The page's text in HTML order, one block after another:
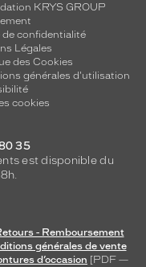
KRYS GROUP
de confidentialité
Légales
des Cookies
générales d'utilisation
cookies
35
est disponible du
- Remboursement
générales de vente
d’occasion [PDF —